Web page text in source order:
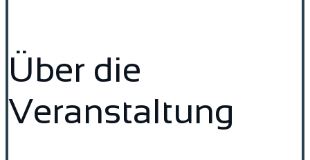
Über die
Veranstaltung